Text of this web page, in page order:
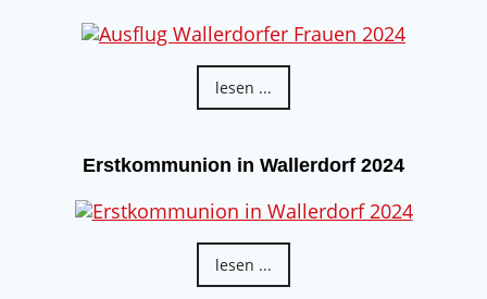
lesen ...
Erstkommunion in Wallerdorf 2024
lesen ...